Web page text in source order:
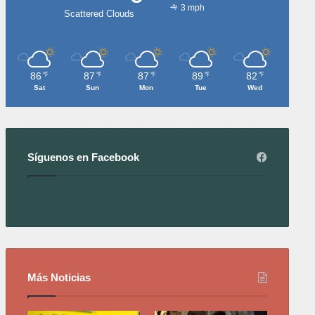
Scattered Clouds
3 mph
86 ℉
Sat
87 ℉
Sun
87 ℉
Mon
89 ℉
Tue
82 ℉
Wed
Síguenos en Facebook
Más Noticias